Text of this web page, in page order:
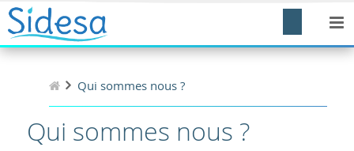
Qui sommes nous ?
Qui sommes nous ?